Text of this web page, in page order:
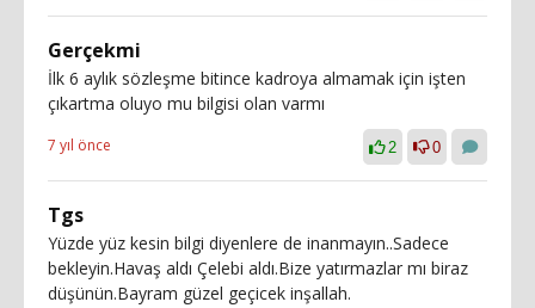
Gerçekmi
İlk 6 aylık sözleşme bitince kadroya almamak için işten
çıkartma oluyo mu bilgisi olan varmı
7 yıl önce 2 0
Tgs
Yüzde yüz kesin bilgi diyenlere de inanmayın..Sadece
bekleyin.Havaş aldı Çelebi aldı.Bize yatırmazlar mı biraz
düşünün.Bayram güzel geçicek inşallah.